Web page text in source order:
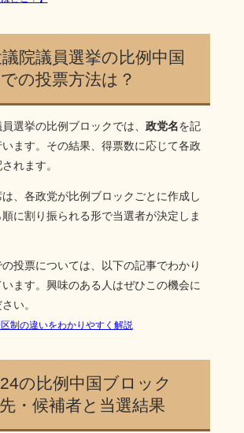
院議員選挙の比例中国
の投票方法は？
選挙の比例ブロックでは、 政党名を記
ます。その結果、得票数に応じて各政
れます。
、各政党が比例ブロックごとに作成し
に割り振られる形で当選者が決定しま
投票については、以下の記事でわかり
ます。興味のある人はぜひこの機会に
い。
制の違いをわかりやすく解説
の比例中国ブロック
・候補者と当選結果